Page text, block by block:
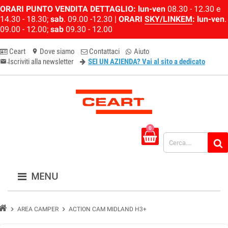
ORARI PUNTO VENDITA DETTAGLIO: lun-ven 08.30 - 12.30 e
14.30 - 18.30; sab. 09.00 -12.30 | ORARI SKY/LINKEM: lun-ven.
09.00 - 12.00; sab 09.30 - 12.00
Ceart location_on Dove siamo Contattaci Aiuto
email-newsletter
Iscriviti alla newsletter SEI UN AZIENDA? Vai al sito a dedicato
0
MENU
chevron_right AREA CAMPER chevron_right ACTION CAM MIDLAND H3+